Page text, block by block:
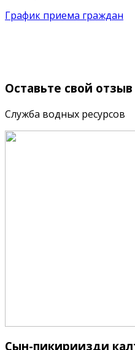
График приема граждан
Оставьте свой отзыв
Служба водных ресурсов
Сын-пикириңизди